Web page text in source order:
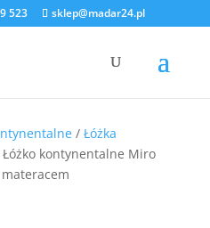
523 sklep@madar24.pl
/ Łóżka
kontynentalne Miro